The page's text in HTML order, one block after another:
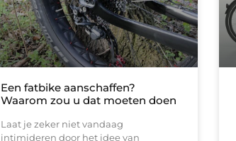
Een fatbike aanschaffen?
Waarom zou u dat moeten doen
Laat je zeker niet vandaag
intimideren door het idee van